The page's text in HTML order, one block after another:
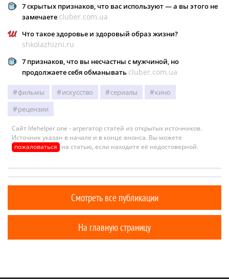
7 скрытых признаков, что вас используют — а вы этого не
замечаете cluber.com.ua
Что такое здоровье и здоровый образ жизни?
shkolazhizni.ru
7 признаков, что вы несчастны с мужчиной, но
продолжаете себя обманывать cluber.com.ua
фильмы искусство сериалы
кино
рецензии
Сайт lifehelper.one - агрегатор статей из открытых источников.
Источник указан в начале и в конце анонса. Вы можете
пожаловаться на статью, если находите её недостоверной.
Смотреть все публикации
На главную страницу